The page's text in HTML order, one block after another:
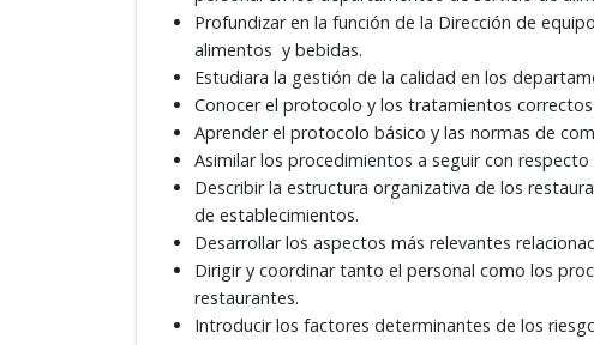
Profundizar en la función de la Dirección de
alimentos y bebidas.
Estudiara la gestión de la calidad en los
Conocer el protocolo y los tratamientos correctos
Aprender el protocolo básico y las normas de
Asimilar los procedimientos a seguir con
Describir la estructura organizativa de los
de establecimientos.
Desarrollar los aspectos más relevantes
Dirigir y coordinar tanto el personal como los
restaurantes.
Introducir los factores determinantes de los